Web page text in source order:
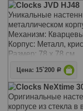
Механизм:
Корпус: MDF
Размер: 35 х 35 х 5
Clocks JVD HJ48
Уникальные
металлическом
Механизм:
Корпус: Металл,
Размер: 78 х 78 см
Цена: 15`200 Р
Clocks NeXtime
Оригинальные
корпусе из стекла